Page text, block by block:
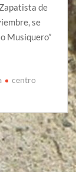
de
se
Musiquero”
centro